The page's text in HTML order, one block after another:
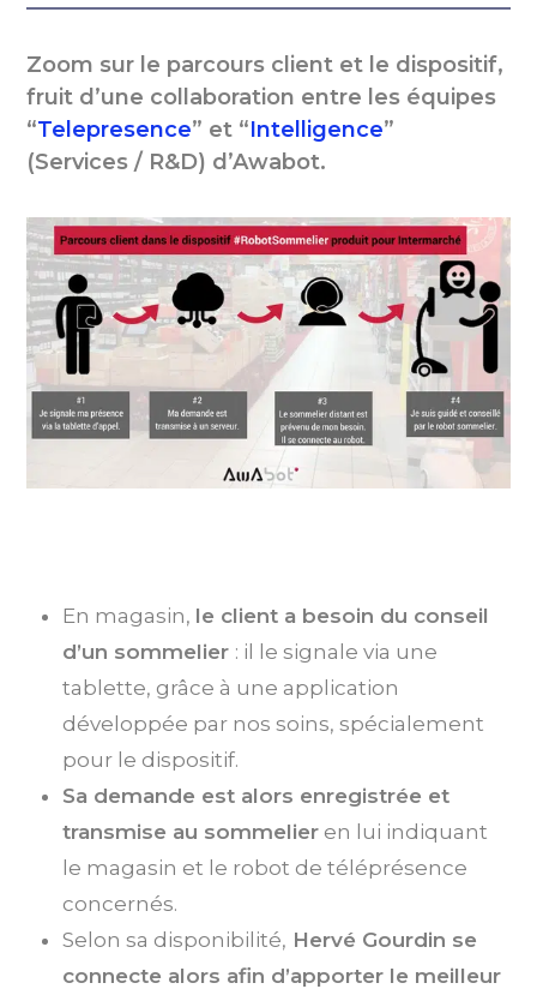
Zoom sur le parcours client et le dispositif,
fruit d’une collaboration entre les équipes
“Telepresence” et “Intelligence”
(Services / R&D) d’Awabot.
En magasin, le client a besoin du conseil
d’un sommelier : il le signale via une
tablette, grâce à une application
développée par nos soins, spécialement
pour le dispositif.
Sa demande est alors enregistrée et
transmise au sommelier en lui indiquant
le magasin et le robot de téléprésence
concernés.
Selon sa disponibilité, Hervé Gourdin se
connecte alors afin d’apporter le meilleur